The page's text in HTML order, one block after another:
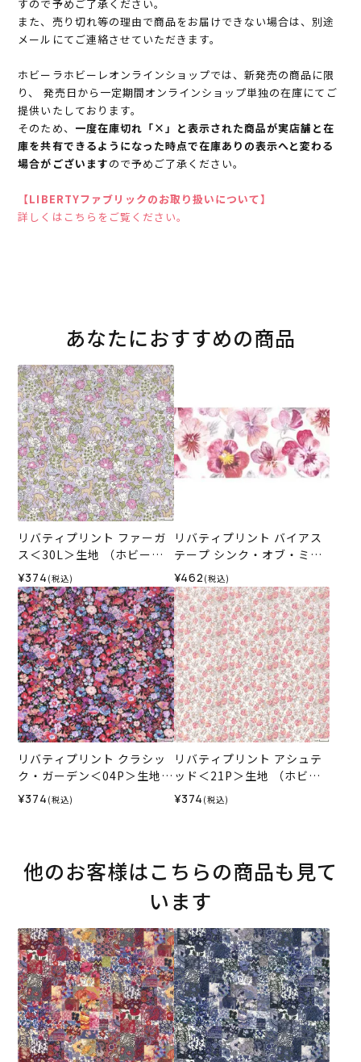
すので予めご了承ください。
また、売り切れ等の理由で商品をお届けできない場合は、別途
メールにてご連絡させていただきます。
ホビーラホビーレオンラインショップでは、新発売の商品に限
り、 発売日から一定期間オンラインショップ単独の在庫にてご
提供いたしております。
そのため、 一度在庫切れ「×」と表示された商品が実店舗と在
庫を共有できるようになった時点で在庫ありの表示へと変わる
場合がございますので予めご了承ください。
【LIBERTYファブリックのお取り扱いについて】
詳しくはこちらをご覧ください。
あなたにおすすめの商品
リバティプリント ファーガ
ス＜30L＞生地 （ホビーラ
ホビーレオリジナル）2026
SS
¥374 (税込)
リバティプリント バイアス
テープ シンク・オブ・ミー
＜15P＞
¥462 (税込)
リバティプリント クラシッ
ク・ガーデン＜04P＞生地
（ホビーラホビーレオリジ
ナル）2026SS
¥374 (税込)
リバティプリント アシュテ
ッド＜21P＞生地 （ホビー
ラホビーレオリジナル）202
¥374 (税込)
他のお客様はこちらの商品も見て
います